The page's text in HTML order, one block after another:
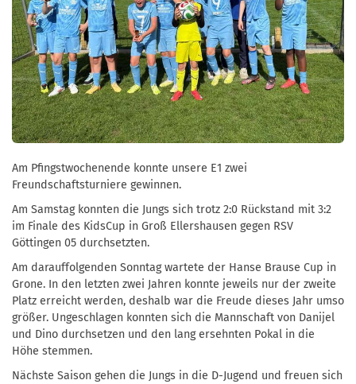
Am Pfingstwochenende konnte unsere E1 zwei
Freundschaftsturniere gewinnen.
Am Samstag konnten die Jungs sich trotz 2:0 Rückstand mit 3:2
im Finale des KidsCup in Groß Ellershausen gegen RSV
Göttingen 05 durchsetzten.
Am darauffolgenden Sonntag wartete der Hanse Brause Cup in
Grone. In den letzten zwei Jahren konnte jeweils nur der zweite
Platz erreicht werden, deshalb war die Freude dieses Jahr umso
größer. Ungeschlagen konnten sich die Mannschaft von Danijel
und Dino durchsetzen und den lang ersehnten Pokal in die
Höhe stemmen.
Nächste Saison gehen die Jungs in die D-Jugend und freuen sich